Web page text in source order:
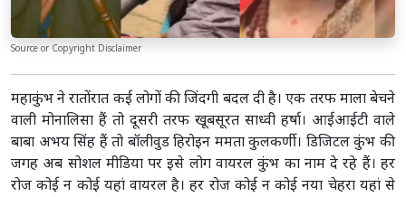
Source or Copyright Disclaimer
महाकुंभ ने रातोंरात कई लोगों की जिंदगी बदल दी है। एक तरफ माला बेचने
वाली मोनालिसा हैं तो दूसरी तरफ खूबसूरत साध्वी हर्षा। आईआईटी वाले
बाबा अभय सिंह हैं तो बॉलीवुड हिरोइन ममता कुलकर्णी। डिजिटल कुंभ की
जगह अब सोशल मीडिया पर इसे लोग वायरल कुंभ का नाम दे रहे हैं। हर
रोज कोई न कोई यहां वायरल है। हर रोज कोई न कोई नया चेहरा यहां से